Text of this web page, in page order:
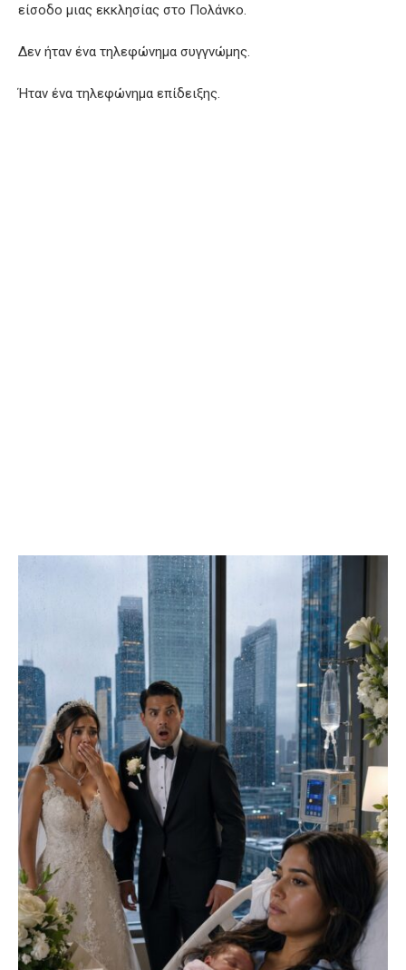
είσοδο μιας εκκλησίας στο Πολάνκο.
Δεν ήταν ένα τηλεφώνημα συγγνώμης.
Ήταν ένα τηλεφώνημα επίδειξης.